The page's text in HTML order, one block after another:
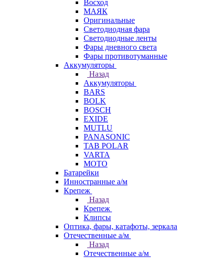
Восход
МАЯК
Оригинальные
Светодиодная фара
Светодиодные ленты
Фары дневного света
Фары противотуманные
Аккумуляторы
Назад
Аккумуляторы
BARS
BOLK
BOSCH
EXIDE
MUTLU
PANASONIC
TAB POLAR
VARTA
МОТО
Батарейки
Инностранные а/м
Крепеж
Назад
Крепеж
Клипсы
Оптика, фары, катафоты, зеркала
Отечественные а/м
Назад
Отечественные а/м